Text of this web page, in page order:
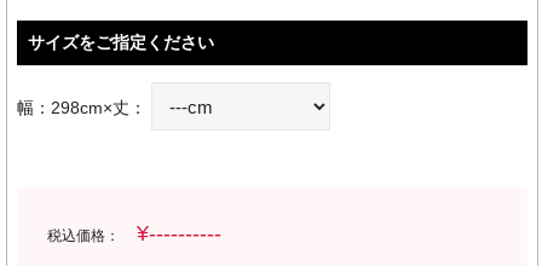
サイズをご指定ください
幅：298cm×丈：
税込価格：